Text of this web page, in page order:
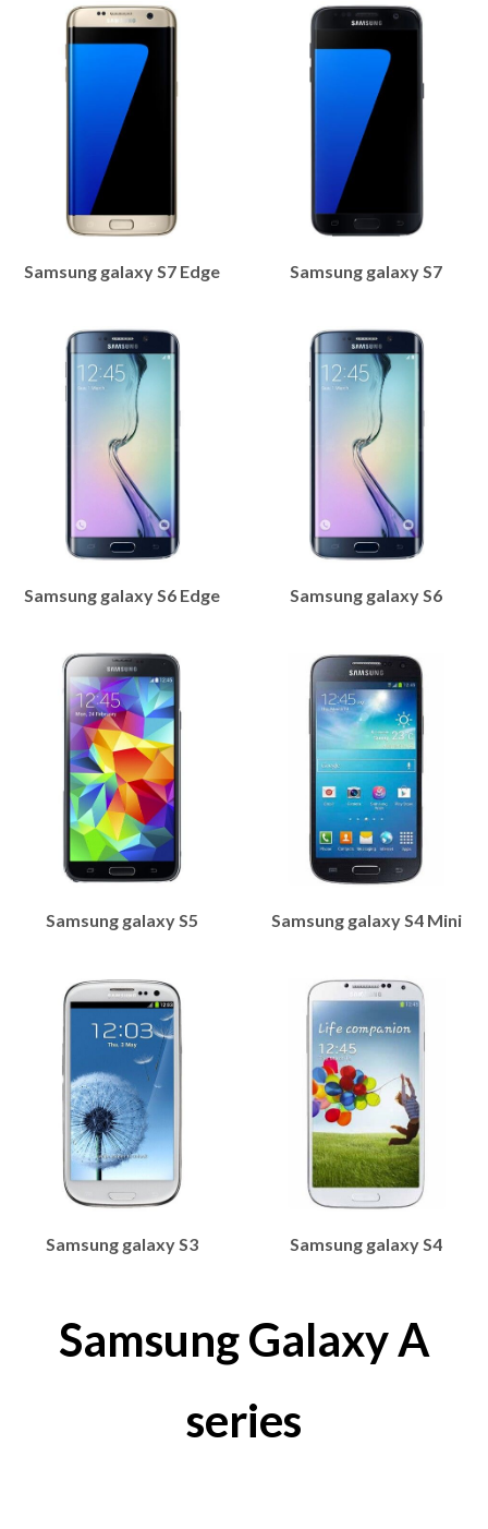
Samsung galaxy S7 Edge Samsung galaxy S7
Samsung galaxy S6 Edge Samsung galaxy S6
Samsung galaxy S5 Samsung galaxy S4 Mini
Samsung galaxy S3 Samsung galaxy S4
Samsung Galaxy A
series